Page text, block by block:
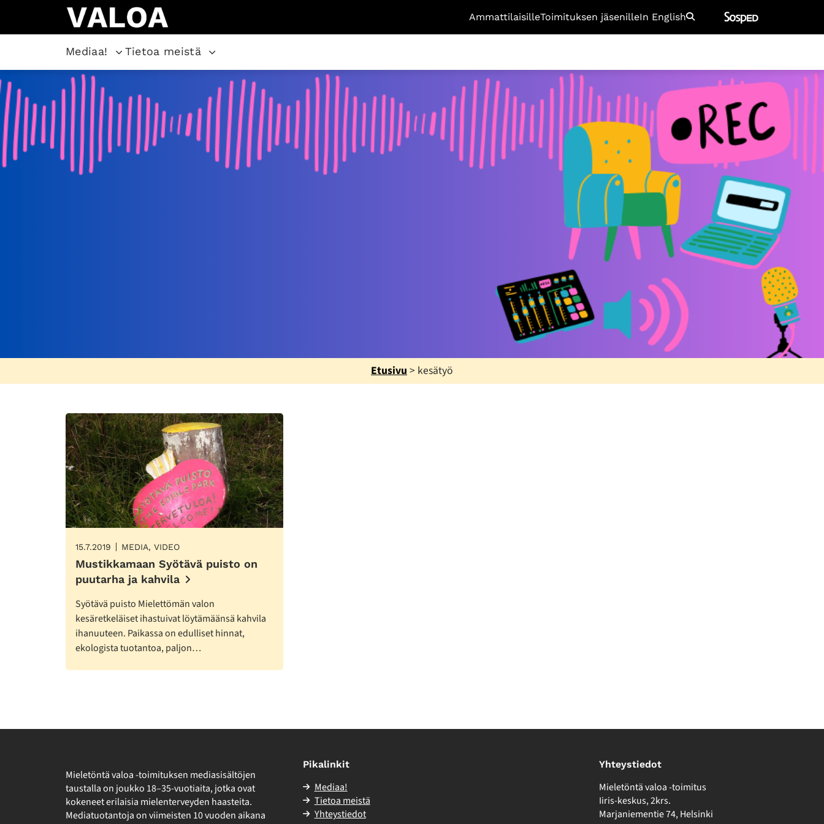
AmmattilaisilleToimituksen jäsenilleIn English Etsi
Mediaa! Tietoa meistä
Etusivu> kesätyö
15.7.2019 MEDIA, VIDEO
Mustikkamaan Syötävä puisto on
puutarha ja kahvila
Syötävä puisto Mielettömän valon
kesäretkeläiset ihastuivat löytämäänsä kahvila
ihanuuteen. Paikassa on edulliset hinnat,
ekologista tuotantoa, paljon…
Mieletöntä valoa -toimituksen mediasisältöjen
taustalla on joukko 18–35-vuotiaita, jotka ovat
kokeneet erilaisia mielenterveyden haasteita.
Mediatuotantoja on viimeisten 10 vuoden aikana
Pikalinkit
Mediaa!
Tietoa meistä
Yhteystiedot
Yhteystiedot
Mieletöntä valoa -toimitus
Iiris-keskus, 2krs.
Marjaniementie 74, Helsinki